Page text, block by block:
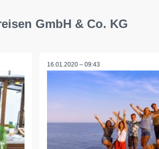
GmbH & Co. KG
16.01.2020 – 09:43